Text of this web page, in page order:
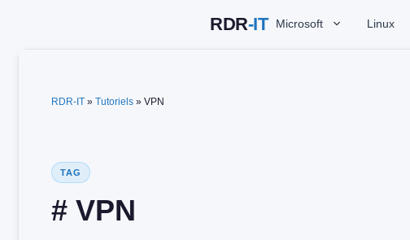
Microsoft Linux
RDR-IT » Tutoriels » VPN
TAG
# VPN